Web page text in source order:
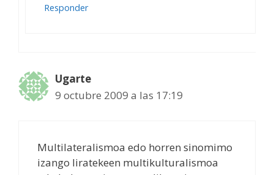
Responder
Ugarte
9 octubre 2009 a las 17:19
Multilateralismoa edo horren sinomimo
izango liratekeen multikulturalismoa